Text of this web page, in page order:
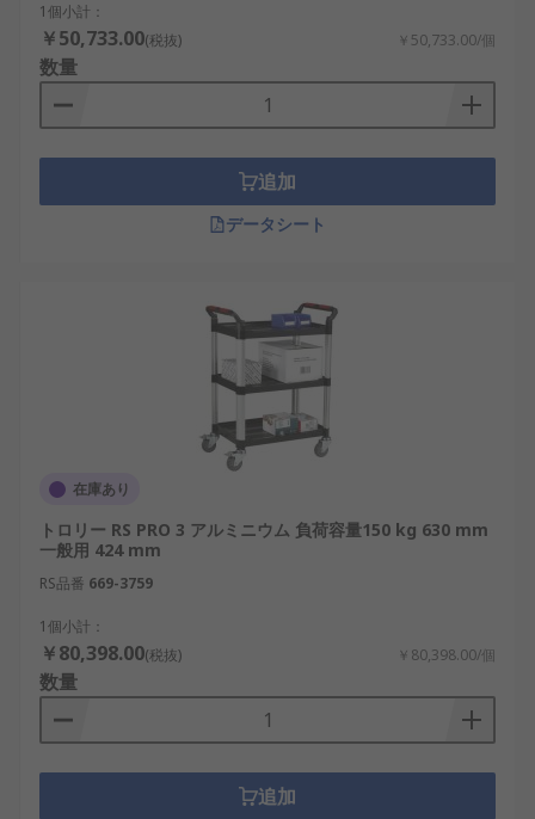
1個小計：
￥50,733.00(税抜) ￥50,733.00/個
数量
追加
データシート
在庫あり
トロリー RS PRO 3 アルミニウム 負荷容量150 kg 630 mm
一般用 424 mm
RS品番 669-3759
1個小計：
￥80,398.00(税抜) ￥80,398.00/個
数量
追加